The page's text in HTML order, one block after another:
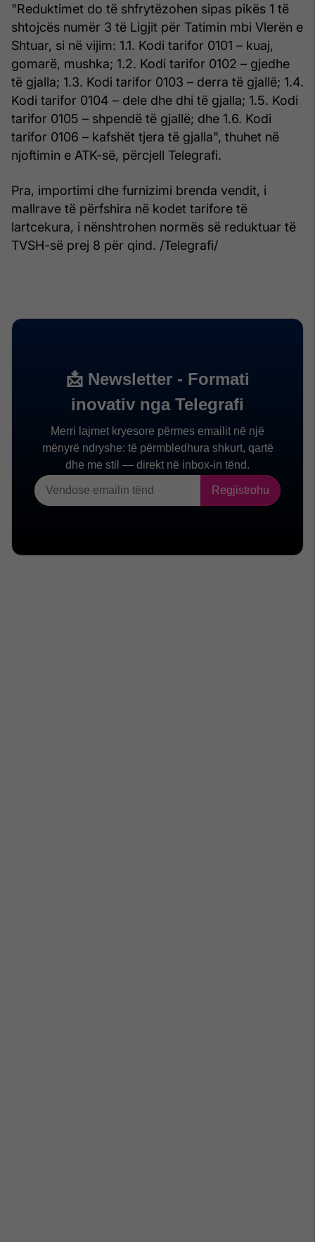
"Reduktimet do të shfrytëzohen sipas pikës 1 të
shtojcës numër 3 të Ligjit për Tatimin mbi Vlerën e
Shtuar, si në vijim: 1.1. Kodi tarifor 0101 – kuaj,
gomarë, mushka; 1.2. Kodi tarifor 0102 – gjedhe
të gjalla; 1.3. Kodi tarifor 0103 – derra të gjallë; 1.4.
Kodi tarifor 0104 – dele dhe dhi të gjalla; 1.5. Kodi
tarifor 0105 – shpendë të gjallë; dhe 1.6. Kodi
tarifor 0106 – kafshët tjera të gjalla", thuhet në
njoftimin e ATK-së, përcjell Telegrafi.
Pra, importimi dhe furnizimi brenda vendit, i
mallrave të përfshira në kodet tarifore të
lartcekura, i nënshtrohen normës së reduktuar të
TVSH-së prej 8 për qind. /Telegrafi/